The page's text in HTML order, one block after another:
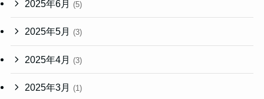
2025年6月 (5)
2025年5月 (3)
2025年4月 (3)
2025年3月 (1)